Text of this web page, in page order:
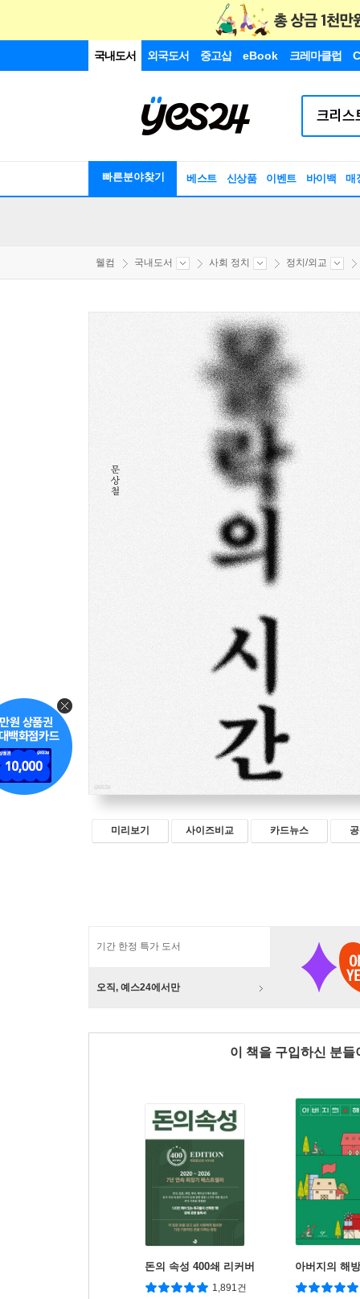
국내도서 외국도서 중고샵 eBook 크레마클럽
빠른분야찾기 베스트 신상품 이벤트 바이백 매
웰컴 국내도서 사회 정치 정치/외교
미리보기 사이즈비교 카드뉴스
기간 한정 특가 도서
오직, 예스24에서만
이 책을 구입하신 분
돈의 속성 400쇄 리커버
1,891건
아버지의 해